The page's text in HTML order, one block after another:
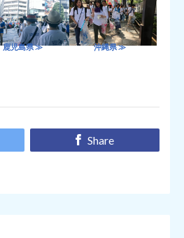
鹿児島県 ≫ 沖縄県 ≫
Share